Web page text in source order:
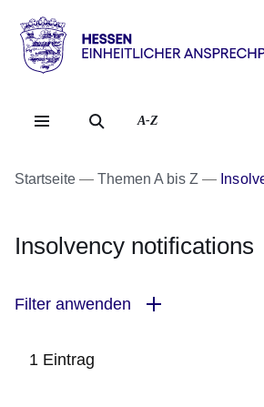
Hessen
Einheitlicher
Ansprechpartner
A-Z
Startseite Themen A bis Z
Insolvency notifications
Filter anwenden
1 Eintrag